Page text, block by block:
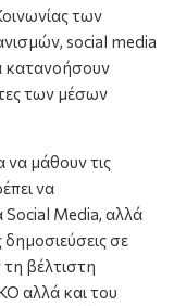
των
social media
κατανοήσουν
των μέσων
να μάθουν τις
να
Social Media, αλλά
σε
βέλτιστη
αλλά και του